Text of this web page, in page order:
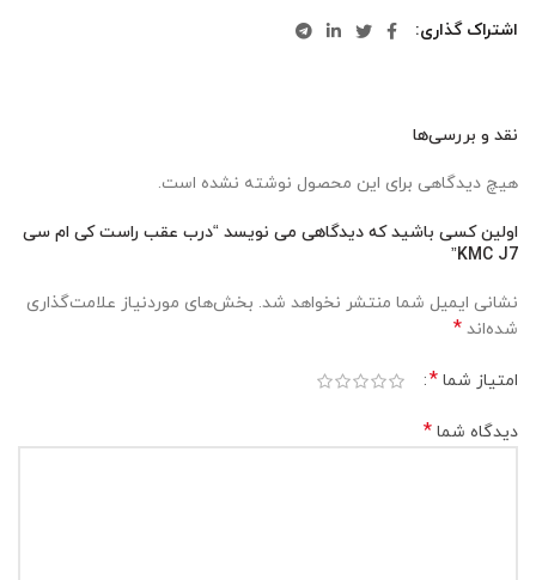
اشتراک گذاری
نقد و بررسی‌ها
هیچ دیدگاهی برای این محصول نوشته نشده است.
اولین کسی باشید که دیدگاهی می نویسد “درب عقب راست کی ام سی
KMC J7”
نشانی ایمیل شما منتشر نخواهد شد. بخش‌های موردنیاز علامت‌گذاری
شده‌اند *
امتیاز شما *
دیدگاه شما *